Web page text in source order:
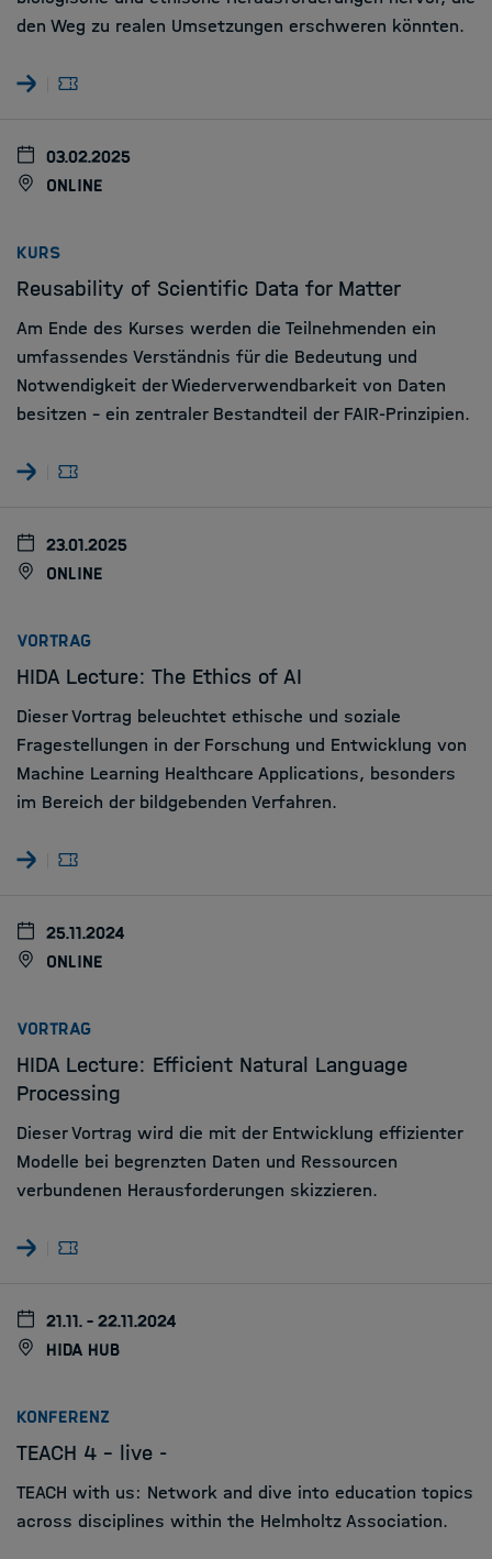
den Weg zu realen Umsetzungen erschweren könnten.
03.02.2025
online
KURS:
Reusability of Scientific Data for Matter
Am Ende des Kurses werden die Teilnehmenden ein
umfassendes Verständnis für die Bedeutung und
Notwendigkeit der Wiederverwendbarkeit von Daten
besitzen – ein zentraler Bestandteil der FAIR-Prinzipien.
23.01.2025
online
VORTRAG:
HIDA Lecture: The Ethics of AI
Dieser Vortrag beleuchtet ethische und soziale
Fragestellungen in der Forschung und Entwicklung von
Machine Learning Healthcare Applications, besonders
im Bereich der bildgebenden Verfahren.
25.11.2024
online
VORTRAG:
HIDA Lecture: Efficient Natural Language
Processing
Dieser Vortrag wird die mit der Entwicklung effizienter
Modelle bei begrenzten Daten und Ressourcen
verbundenen Herausforderungen skizzieren.
21.11. - 22.11.2024
HIDA Hub
KONFERENZ
TEACH 4 - live -
TEACH with us: Network and dive into education topics
across disciplines within the Helmholtz Association.